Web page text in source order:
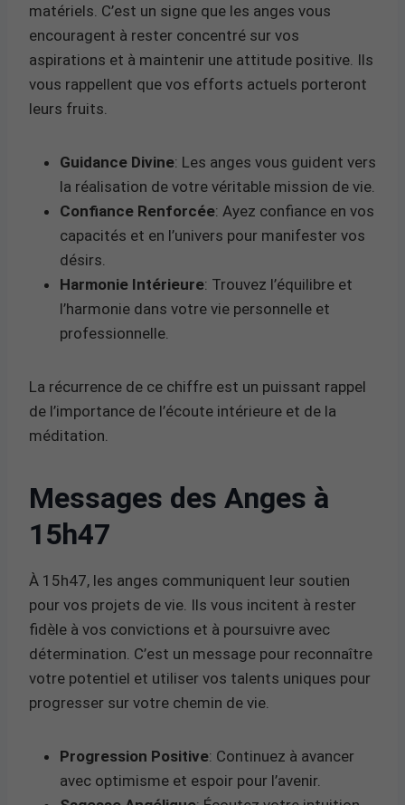
matériels. C’est un signe que les anges vous
encouragent à rester concentré sur vos
aspirations et à maintenir une attitude positive. Ils
vous rappellent que vos efforts actuels porteront
leurs fruits.
Guidance Divine: Les anges vous guident vers
la réalisation de votre véritable mission de vie.
Confiance Renforcée: Ayez confiance en vos
capacités et en l’univers pour manifester vos
désirs.
Harmonie Intérieure: Trouvez l’équilibre et
l’harmonie dans votre vie personnelle et
professionnelle.
La récurrence de ce chiffre est un puissant rappel
de l’importance de l’écoute intérieure et de la
méditation.
Messages des Anges à
15h47
À 15h47, les anges communiquent leur soutien
pour vos projets de vie. Ils vous incitent à rester
fidèle à vos convictions et à poursuivre avec
détermination. C’est un message pour reconnaître
votre potentiel et utiliser vos talents uniques pour
progresser sur votre chemin de vie.
Progression Positive: Continuez à avancer
avec optimisme et espoir pour l’avenir.